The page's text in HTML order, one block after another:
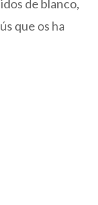
de blanco,
que os ha